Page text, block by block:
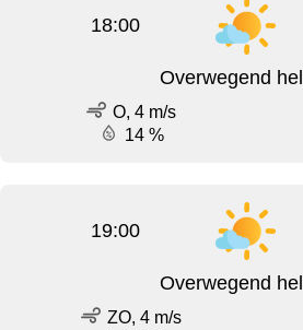
18:00
Overwegend
O, 4 m/s
14 %
19:00
Overwegend
ZO, 4 m/s